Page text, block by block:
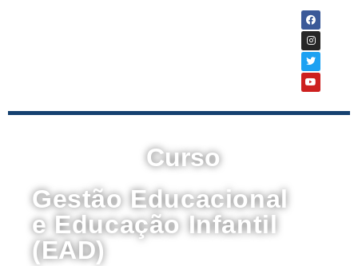
Curso
Gestão Educacional
e Educação Infantil
(EAD)